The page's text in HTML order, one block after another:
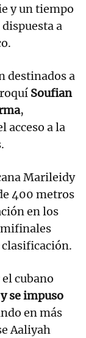
y un tiempo
a
destinados a
Soufian
,
acceso a la
Marileidy
400 metros
en los
clasificación.
cubano
se impuso
en más
Aaliyah